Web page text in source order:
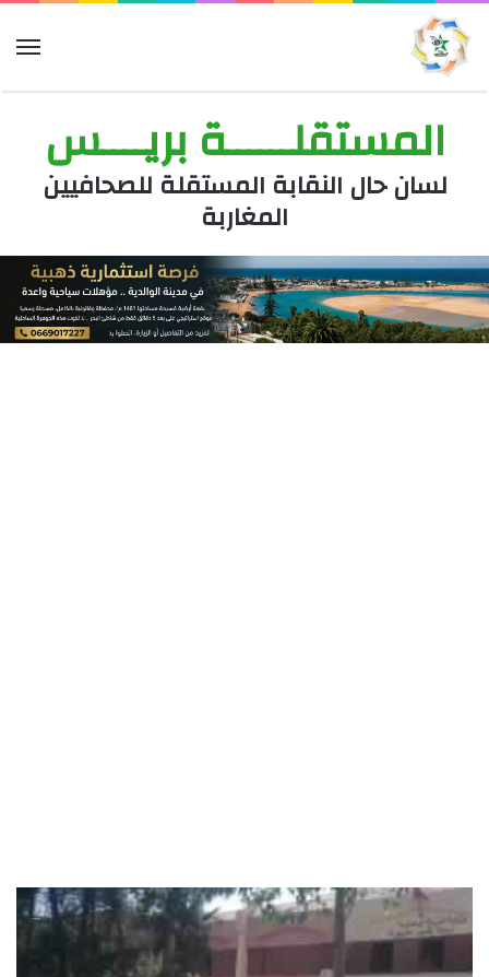
المستقلــــــة بريــــس
لسان حال النقابة المستقلة للصحافيين
المغاربة